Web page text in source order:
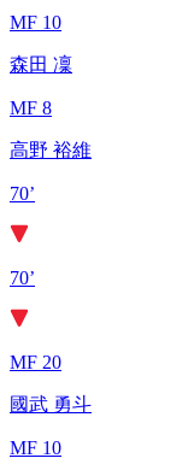
MF 10
森田 凜
MF 8
高野 裕維
70’
70’
MF 20
國武 勇斗
MF 10